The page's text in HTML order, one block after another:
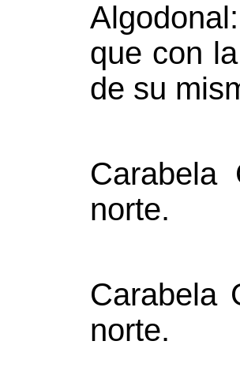
Algodonal
que con
de su
Carabela
norte.
Carabela
norte.